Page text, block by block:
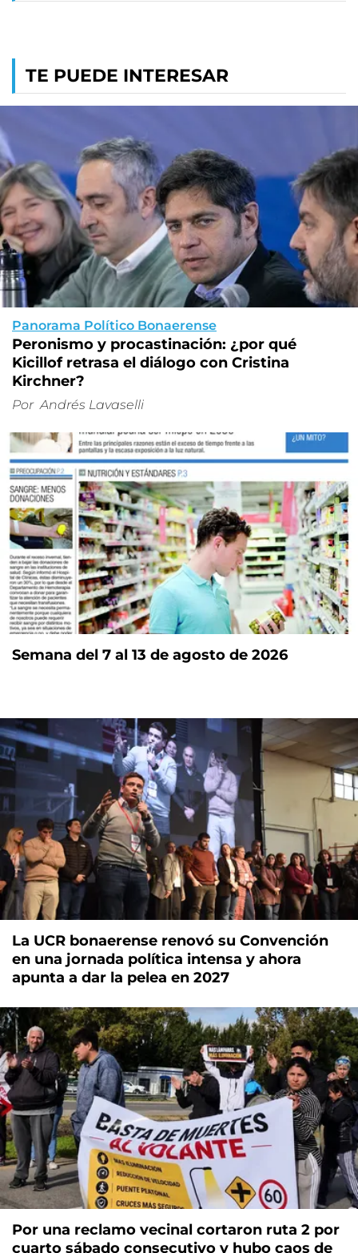
TE PUEDE INTERESAR
Panorama Político Bonaerense
Peronismo y procastinación: ¿por qué
Kicillof retrasa el diálogo con Cristina
Kirchner?
Por Andrés Lavaselli
Semana del 7 al 13 de agosto de 2026
La UCR bonaerense renovó su Convención
en una jornada política intensa y ahora
apunta a dar la pelea en 2027
Por una reclamo vecinal cortaron ruta 2 por
cuarto sábado consecutivo y hubo caos de